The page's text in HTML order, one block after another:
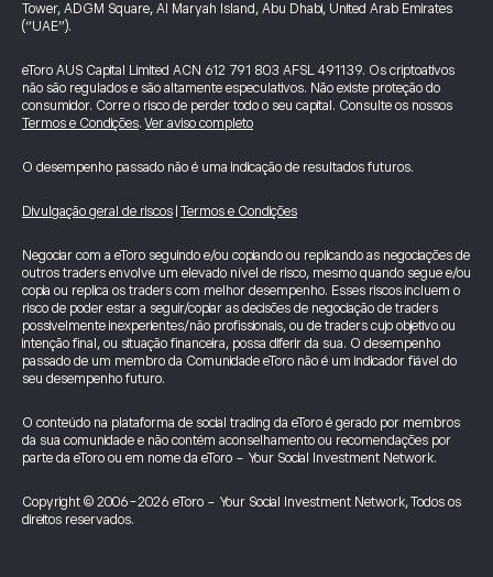
Tower, ADGM Square, Al Maryah Island, Abu Dhabi, United Arab Emirates
(“UAE”).
eToro AUS Capital Limited ACN 612 791 803 AFSL 491139. Os criptoativos
não são regulados e são altamente especulativos. Não existe proteção do
consumidor. Corre o risco de perder todo o seu capital. Consulte os nossos
Termos e Condições.Ver aviso completo
O desempenho passado não é uma indicação de resultados futuros.
Divulgação geral de riscos Termos e Condições
Negociar com a eToro seguindo e/ou copiando ou replicando as negociações de
outros traders envolve um elevado nível de risco, mesmo quando segue e/ou
copia ou replica os traders com melhor desempenho. Esses riscos incluem o
risco de poder estar a seguir/copiar as decisões de negociação de traders
possivelmente inexperientes/não profissionais, ou de traders cujo objetivo ou
intenção final, ou situação financeira, possa diferir da sua. O desempenho
passado de um membro da Comunidade eToro não é um indicador fiável do
seu desempenho futuro.
O conteúdo na plataforma de social trading da eToro é gerado por membros
da sua comunidade e não contém aconselhamento ou recomendações por
parte da eToro ou em nome da eToro - Your Social Investment Network.
Copyright © 2006-2026 eToro - Your Social Investment Network, Todos os
direitos reservados.